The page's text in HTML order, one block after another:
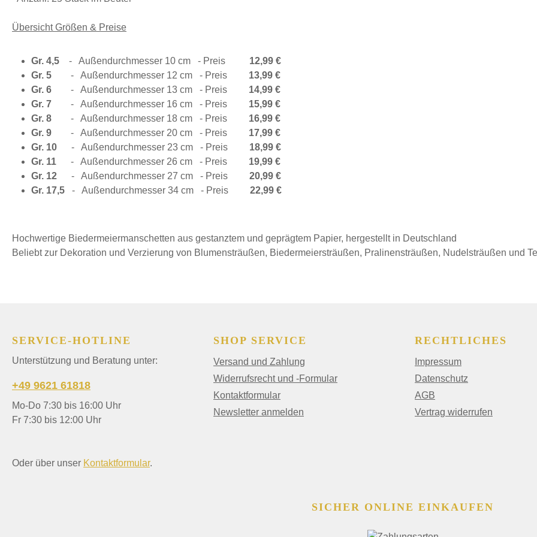
Übersicht Größen & Preise
Gr. 4,5 - Außendurchmesser 10 cm - Preis 12,99 €
Gr. 5
- Außendurchmesser 12 cm - Preis
13,99 €
Gr. 6
- Außendurchmesser 13 cm - Preis
14,99 €
Gr. 7
- Außendurchmesser 16 cm - Preis
15,99 €
Gr. 8
- Außendurchmesser 18 cm - Preis
16,99 €
Gr. 9
- Außendurchmesser 20 cm - Preis
17,99 €
Gr. 10
- Außendurchmesser 23 cm - Preis
18,99 €
Gr. 11
- Außendurchmesser 26 cm - Preis
19,99 €
Gr. 12
- Außendurchmesser 27 cm - Preis
20,99 €
Gr. 17,5
- Außendurchmesser 34 cm - Preis 22,99 €
Hochwertige Biedermeiermanschetten aus gestanztem und geprägtem Papier, hergestellt in Deutschland
Beliebt zur Dekoration und Verzierung von Blumensträußen, Biedermeiersträußen, Pralinensträußen, Nudelsträußen und
SERVICE-HOTLINE
Unterstützung und Beratung unter:
+49 9621 61818
Mo-Do 7:30 bis 16:00 Uhr
Fr 7:30 bis 12:00 Uhr
Oder über unser Kontaktformular.
SHOP SERVICE
Versand und Zahlung
Widerrufsrecht und -Formular
Kontaktformular
Newsletter anmelden
RECHTLICHES
Impressum
Datenschutz
AGB
Vertrag widerrufen
SICHER ONLINE EINKAUFEN